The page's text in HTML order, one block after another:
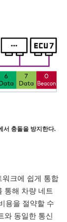
서 충돌을 방지한다.
워크에 쉽게 통합
통해 차량 네트
용을 절약할 수
와 동일한 통신